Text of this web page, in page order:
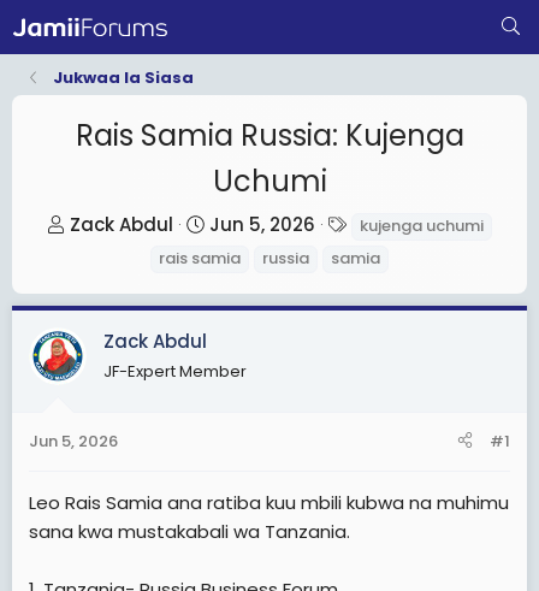
Jukwaa la Siasa
Rais Samia Russia: Kujenga
Uchumi
T
e
a
d
a
t
e
Zack Abdul
S
t
r
d
Jun 5, 2026
a
s
kujenga uchumi
rais samia
russia samia
Zack Abdul
JF-Expert Member
Jun 5, 2026 #1
Leo Rais Samia ana ratiba kuu mbili kubwa na muhimu
sana kwa mustakabali wa Tanzania.